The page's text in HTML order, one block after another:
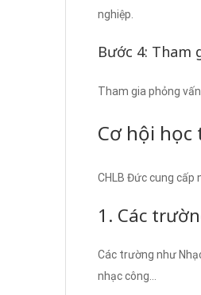
nghiệp.
Bước 4: Tham
Tham gia phỏng
Cơ hội
CHLB Đức cung
1. Các
Các trường như
nhạc công…